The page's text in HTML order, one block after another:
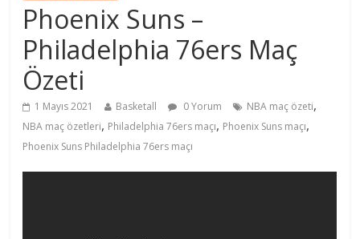
Phoenix Suns –
Philadelphia 76ers Maç
Özeti
1 Mayıs 2021 Basketall 0 Yorum NBA maç özeti,
NBA maç özetleri, Philadelphia 76ers maçı, Phoenix Suns maçı,
Phoenix Suns Philadelphia 76ers maçı